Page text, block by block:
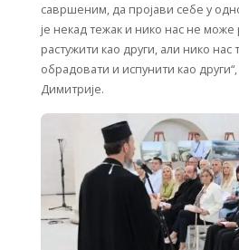
савршеним, да пројави себе у
је некад тежак и нико нас не
растужити као други, али нико нас
обрадовати и испунити као
Димитрије.